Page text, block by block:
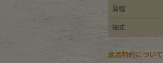
肩幅
袖丈
返品特約について